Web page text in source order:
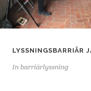
LYSSNINGSBARRIÄR
Inbarriärlyssning